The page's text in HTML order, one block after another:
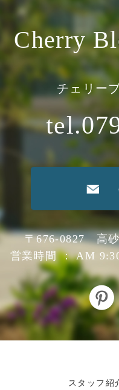
Cherry
チェリー
〒676-0827 高
営業時間 ： AM
スタッフ紹